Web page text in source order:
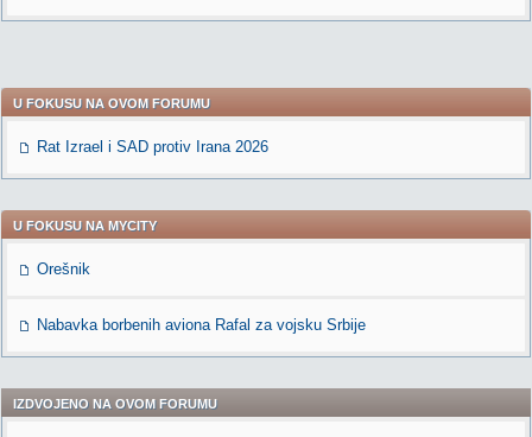
U FOKUSU NA OVOM FORUMU
Rat Izrael i SAD protiv Irana 2026
U FOKUSU NA MYCITY
Orešnik
Nabavka borbenih aviona Rafal za vojsku Srbije
IZDVOJENO NA OVOM FORUMU